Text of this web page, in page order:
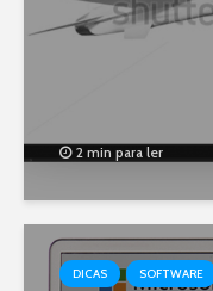
2 min para ler
DICAS SOFTWARE